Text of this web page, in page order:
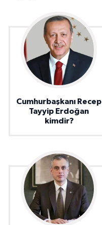
Cumhurbaşkanı Recep
Tayyip Erdoğan
kimdir?